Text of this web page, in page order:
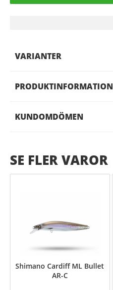
VARIANTER
PRODUKTINFORMATION
KUNDOMDÖMEN
SE FLER VAROR
Shimano Cardiff ML Bullet
AR-C